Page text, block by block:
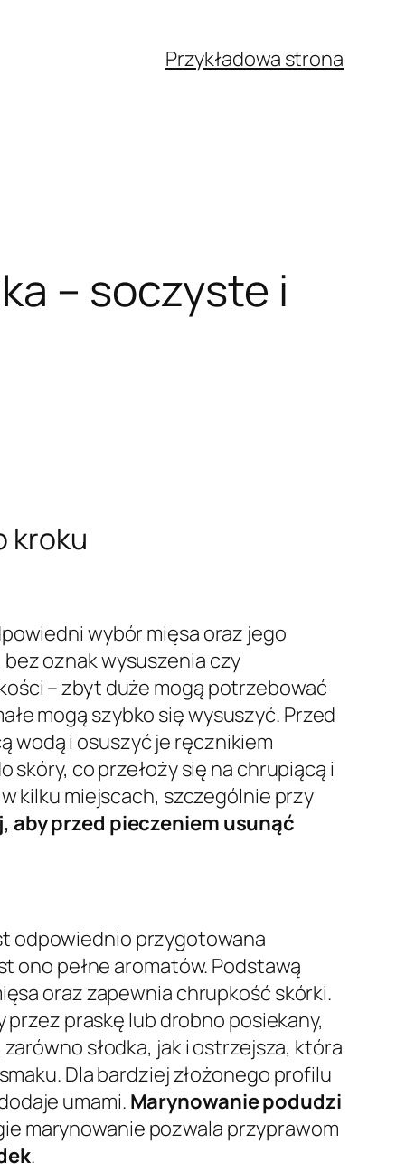
Przykładowa strona
– soczyste i
kroku
wybór mięsa oraz jego
oznak wysuszenia czy
– zbyt duże mogą potrzebować
mogą szybko się wysuszyć. Przed
wodą i osuszyć je ręcznikiem
co przełoży się na chrupiącą i
kilku miejscach, szczególnie przy
aby przed pieczeniem usunąć
odpowiednio przygotowana
ono pełne aromatów. Podstawą
oraz zapewnia chrupkość skórki.
praskę lub drobno posiekany,
zarówno słodka, jak i ostrzejsza, która
Dla bardziej złożonego profilu
umami. Marynowanie podudzi
marynowanie pozwala przyprawom
.